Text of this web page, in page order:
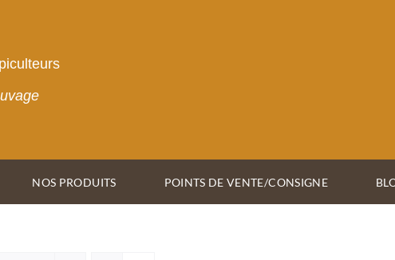
NOS PRODUITS POINTS DE VENTE/CONSIGNE